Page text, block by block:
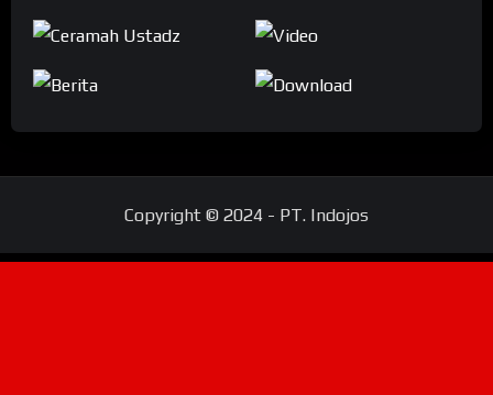
Copyright © 2024 - PT. Indojos